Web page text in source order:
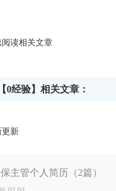
阅读相关文章
【0经验】相关文章：
更新
主管个人简历（2篇）